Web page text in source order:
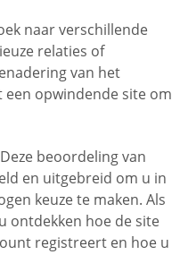
naar verschillende
relaties of
van het
opwindende site om
beoordeling van
en uitgebreid om u in
keuze te maken. Als
ontdekken hoe de site
registreert en hoe u